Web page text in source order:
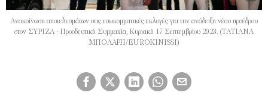
Ανακοίνωση αποτελεσμάτων στις εσωκομματικές εκλογές για την ανάδειξη νέου προέδρου
στον ΣΥΡΙΖΑ - Προοδευτική Συμμαχία, Κυριακή 17 Σεπτεμβρίου 2023. (ΤΑΤΙΑΝΑ
ΜΠΟΛΑΡΗ/EUROKINISSI)